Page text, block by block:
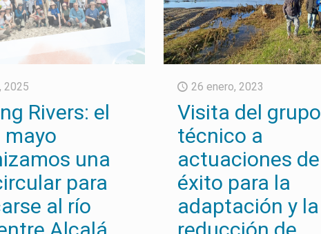
2025
Rivers: el
mayo
una
para
al río
26 enero, 2023
Visita del grupo
técnico a
actuaciones de
éxito para la
adaptación y la